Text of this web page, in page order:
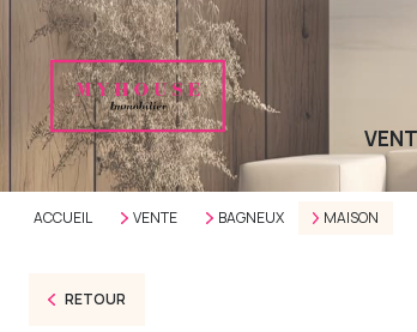
ACCUEIL VENTE BAGNEUX MAISON
RETOUR